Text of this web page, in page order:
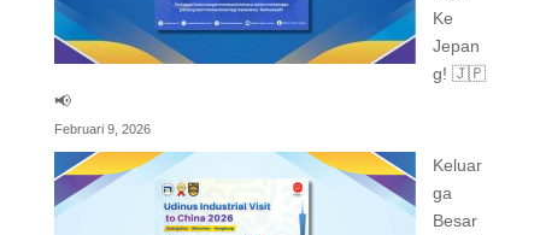
Ke
Jepan
g! 🇯🇵
📢
Februari 9, 2026
Keluar
ga
Besar